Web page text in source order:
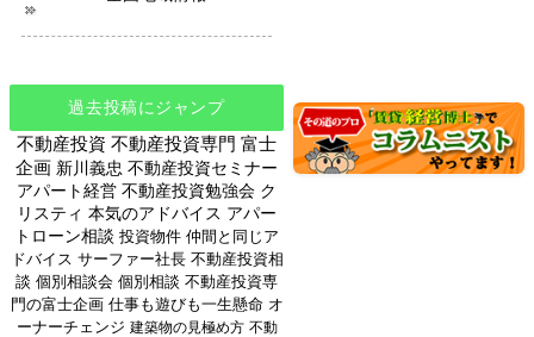
過去投稿にジャンプ
不動産投資 不動産投資専門 富士
企画 新川義忠 不動産投資セミナー
アパート経営 不動産投資勉強会 ク
リスティ 本気のアドバイス アパー
トローン相談 投資物件 仲間と同じア
ドバイス サーファー社長 不動産投資相
談 個別相談会 個別相談 不動産投資専
門の富士企画 仕事も遊びも一生懸命 オ
ーナーチェンジ 建築物の見極め方 不動